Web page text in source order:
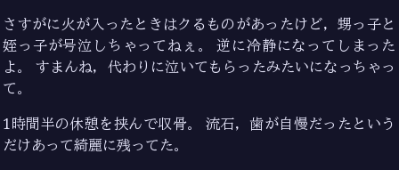
さすがに火が入ったときはクるものがあったけど，甥っ子と
姪っ子が号泣しちゃってねぇ。 逆に冷静になってしまった
よ。 すまんね，代わりに泣いてもらったみたいになっちゃっ
て。
1時間半の休憩を挟んで収骨。 流石，歯が自慢だったという
だけあって綺麗に残ってた。